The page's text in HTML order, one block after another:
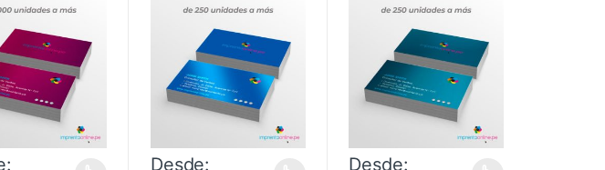
Desde:
Desde: